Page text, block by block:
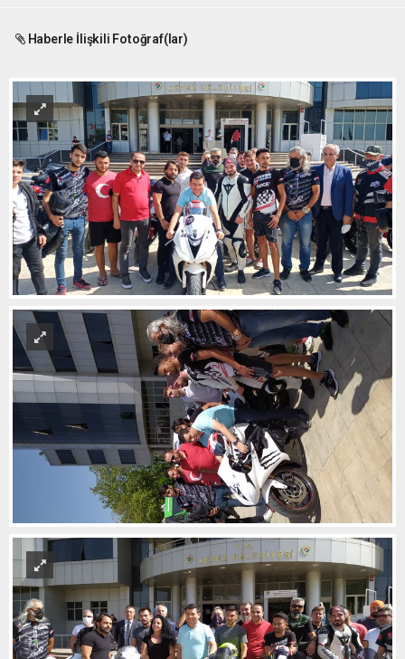
Haberle İlişkili Fotoğraf(lar)